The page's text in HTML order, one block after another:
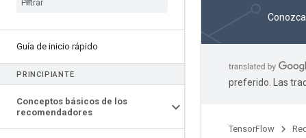
Guía de inicio rápido
PRINCIPIANTE
Conceptos básicos de los
recomendadores
preferido. Las
TensorFlow